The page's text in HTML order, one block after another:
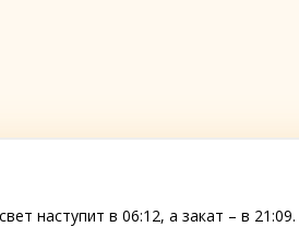
наступит в 06:12, а закат – в 21:09.